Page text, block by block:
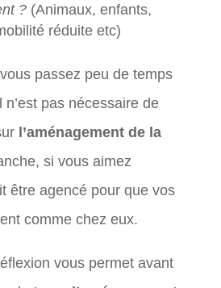
?(Animaux, enfants,
réduite etc)
passez peu de temps
pas nécessaire de
l’aménagement de la
si vous aimez
être agencé pour que vos
comme chez eux.
vous permet avant